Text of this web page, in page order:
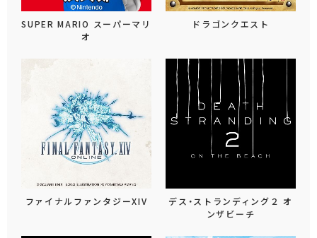
SUPER MARIO スーパーマリ
オ
ドラゴンクエスト
ファイナルファンタジーXIV
デス・ストランディング２ オ
ンザビーチ